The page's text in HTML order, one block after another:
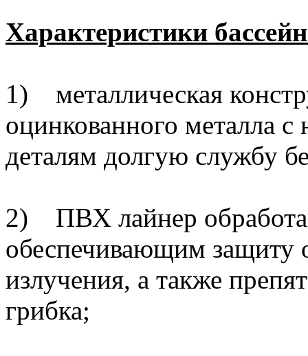
Характеристики
1) металлическая
оцинкованного металла
деталям долгую службу
2) ПВХ лайнер
обеспечивающим защиту
излучения, а также
грибка;